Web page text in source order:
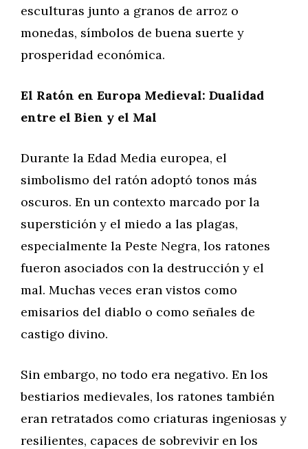
esculturas junto a granos de arroz o
monedas, símbolos de buena suerte y
prosperidad económica.
El Ratón en Europa Medieval: Dualidad
entre el Bien y el Mal
Durante la Edad Media europea, el
simbolismo del ratón adoptó tonos más
oscuros. En un contexto marcado por la
superstición y el miedo a las plagas,
especialmente la Peste Negra, los ratones
fueron asociados con la destrucción y el
mal. Muchas veces eran vistos como
emisarios del diablo o como señales de
castigo divino.
Sin embargo, no todo era negativo. En los
bestiarios medievales, los ratones también
eran retratados como criaturas ingeniosas y
resilientes, capaces de sobrevivir en los